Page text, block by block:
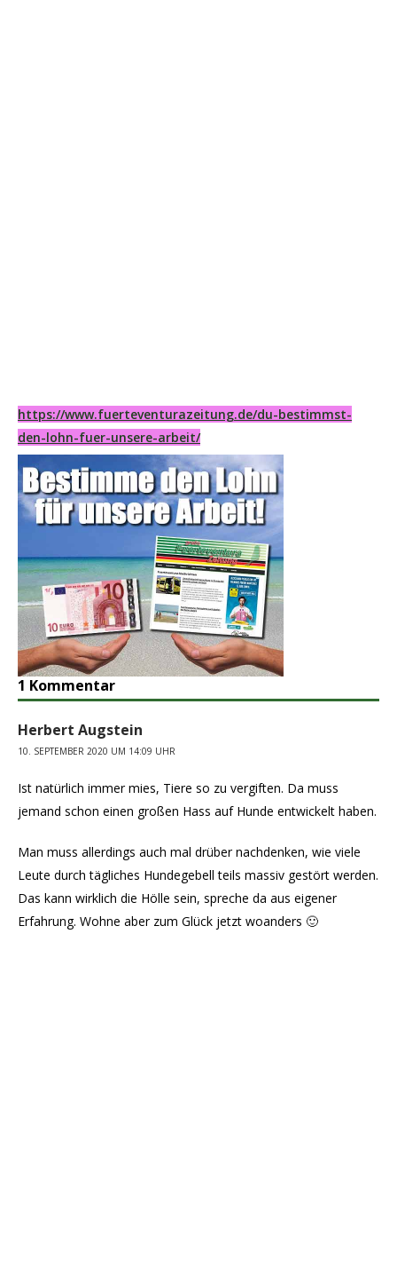
https://www.fuerteventurazeitung.de/du-bestimmst-
den-lohn-fuer-unsere-arbeit/
1 Kommentar
Herbert Augstein
10. SEPTEMBER 2020 UM 14:09 UHR
Ist natürlich immer mies, Tiere so zu vergiften. Da muss
jemand schon einen großen Hass auf Hunde entwickelt haben.
Man muss allerdings auch mal drüber nachdenken, wie viele
Leute durch tägliches Hundegebell teils massiv gestört werden.
Das kann wirklich die Hölle sein, spreche da aus eigener
Erfahrung. Wohne aber zum Glück jetzt woanders 🙂